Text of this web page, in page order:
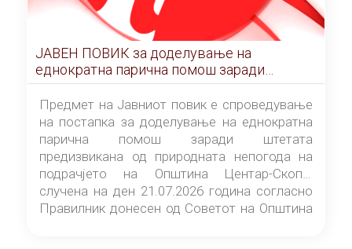
ЈАВЕН ПОВИК за доделување на
еднократна парична помош заради
штетата предизвикана од природната
непогода на подрачјето на Општина
Центар-Скопје случена на ден 21.07.2026
година
Предмет на Јавниот повик е спроведување
на постапка за доделување на еднократна
парична помош заради штетата
предизвикана од природната непогода на
подрачјето на Општина Центар-Скопје
случена на ден 21.07.2026 година согласно
Правилник донесен од Советот на Општина